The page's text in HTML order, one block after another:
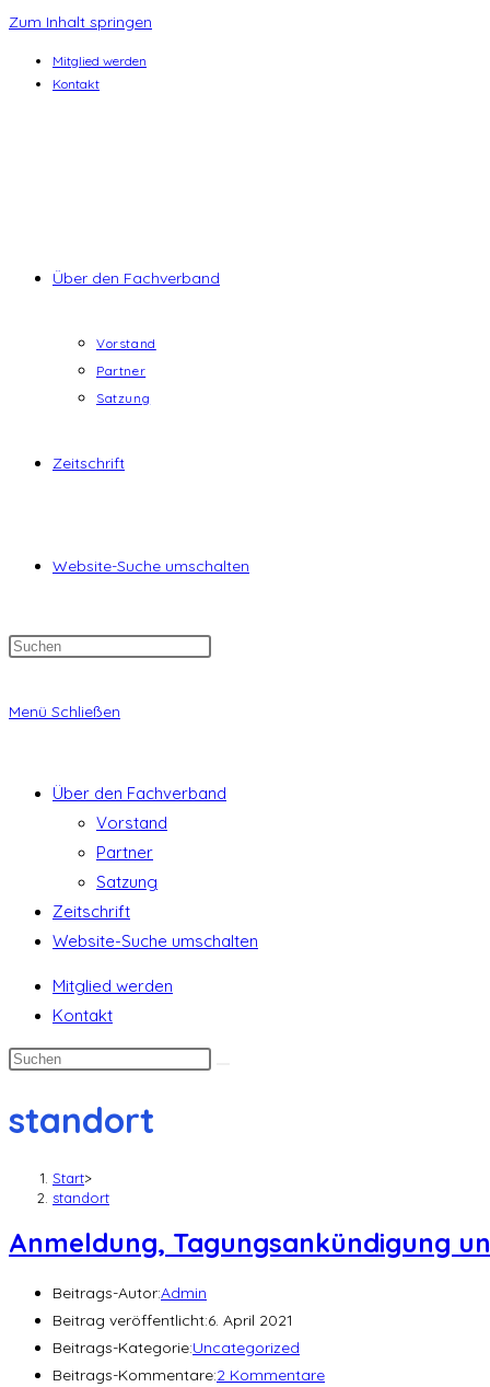
Zum Inhalt springen
Mitglied werden
Kontakt
Über den Fachverband
Vorstand
Partner
Satzung
Zeitschrift
Website-Suche umschalten
Menü Schließen
Über den Fachverband
Vorstand
Partner
Satzung
Zeitschrift
Website-Suche umschalten
Mitglied werden
Kontakt
standort
Start>
standort
Anmeldung, Tagungsankündigung
Beitrags-Autor:Admin
Beitrag veröffentlicht:6. April 2021
Beitrags-Kategorie:Uncategorized
Beitrags-Kommentare:2 Kommentare